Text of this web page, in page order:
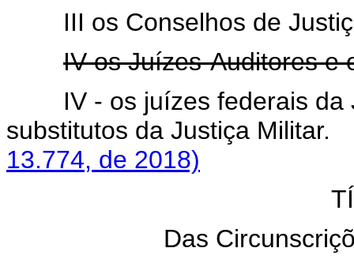
III os Conselhos de
IV os Juízes-Auditores e
IV - os juízes federais
substitutos da Justiça Militar.
13.774, de 2018)
Das